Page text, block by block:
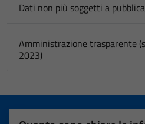
Dati non più soggetti a
Amministrazione trasparente
2023)